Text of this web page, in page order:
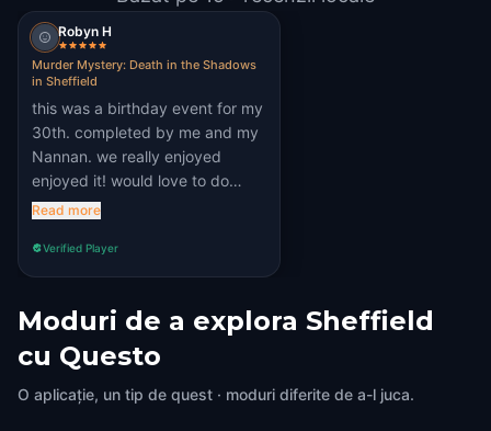
Robyn H
Murder Mystery: Death in the Shadows
in Sheffield
this was a birthday event for my
30th. completed by me and my
Nannan. we really enjoyed
enjoyed it! would love to do
another one
Read more
Verified Player
Moduri de a explora Sheffield
cu Questo
O aplicație, un tip de quest · moduri diferite de a-l juca.